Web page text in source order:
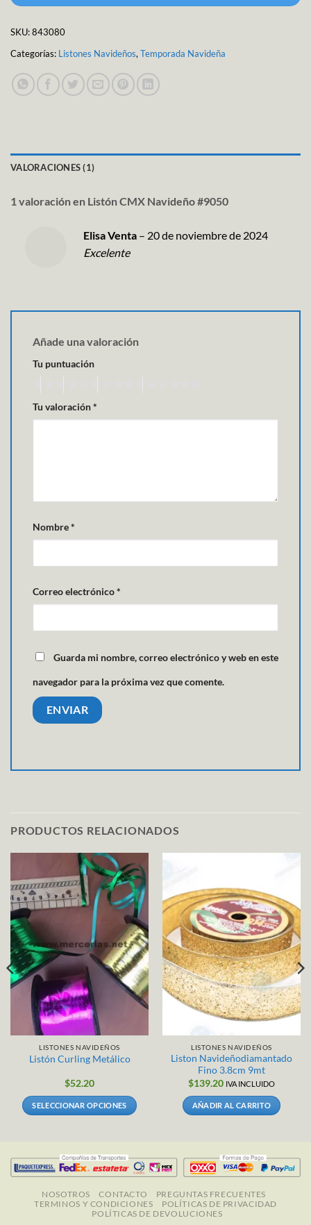
SKU:843080
Categorías: Listones Navideños, Temporada Navideña
VALORACIONES (1)
1 valoración en Listón CMX Navideño #9050
Elisa Venta – 20 de noviembre de 2024
Excelente
Añade una valoración
Tu puntuación
Tu valoración*
Nombre*
Correo electrónico*
Guarda mi nombre, correo electrónico y web en este
navegador para la próxima vez que comente.
PRODUCTOS RELACIONADOS
LISTONES NAVIDEÑOS
Listón Curling Metálico
$52.20
SELECCIONAR OPCIONES
múltiples
variantes.
Las
opciones
LISTONES NAVIDEÑOS
Liston Navideñodiamantado
Fino 3.8cm 9mt
$139.20 IVA INCLUIDO
AÑADIR AL CARRITO
NOSOTROS CONTACTO
PREGUNTAS FRECUENTES
TERMINOS Y CONDICIONES
POLÍTICAS DE PRIVACIDAD
POLÍTICAS DE DEVOLUCIONES